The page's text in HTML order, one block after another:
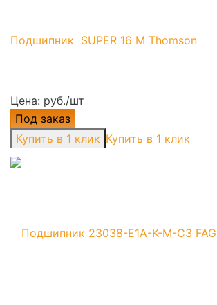
Подшипник SUPER 16 M Thomson
Цена: руб./шт
Под заказ
Купить в 1 клик